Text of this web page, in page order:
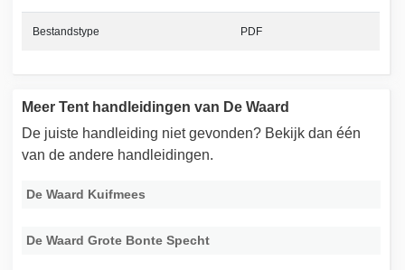
Bestandstype PDF
Meer Tent handleidingen van De Waard
De juiste handleiding niet gevonden? Bekijk dan één
van de andere handleidingen.
De Waard Kuifmees
De Waard Grote Bonte Specht